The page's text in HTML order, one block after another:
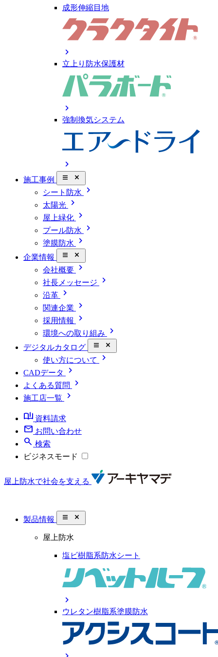
成形伸縮目地
chevron_right
立上り防水保護材
chevron_right
強制換気システム
chevron_right
施工事例 close_small
シート防水 chevron_right
太陽光 chevron_right
屋上緑化 chevron_right
プール防水 chevron_right
塗膜防水 chevron_right
企業情報 close_small
会社概要 chevron_right
社長メッセージ chevron_right
沿革 chevron_right
関連企業 chevron_right
採用情報 chevron_right
環境への取り組み chevron_right
デジタルカタログ close_small
使い方について chevron_right
CADデータ chevron_right
よくある質問 chevron_right
施工店一覧
chevron_right
book_ribbon 資料請求
mail お問い合わせ
search 検索
ビジネスモード
屋上防水で社会を支える
製品情報 close_small
屋上防水
塩ビ樹脂系防水シート
chevron_right
ウレタン樹脂系塗膜防水